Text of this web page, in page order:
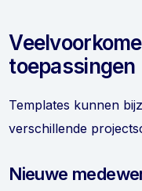
toepassingen
Templates kunnen
verschillende
Nieuwe